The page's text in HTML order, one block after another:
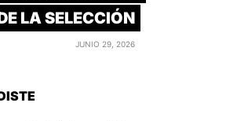
LA SELECCIÓN
JUNIO 29, 2026